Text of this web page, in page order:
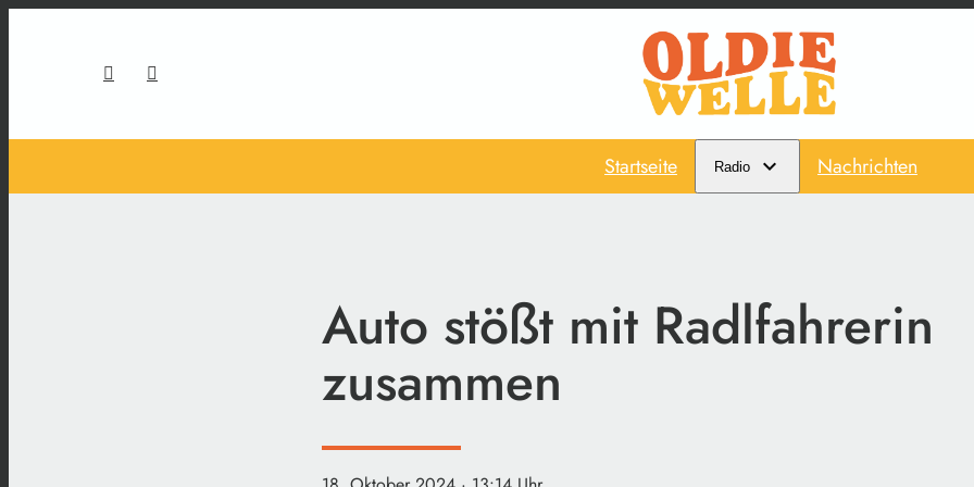
Startseite Radio Nachrichten
Auto stößt mit Radlfahrerin
zusammen